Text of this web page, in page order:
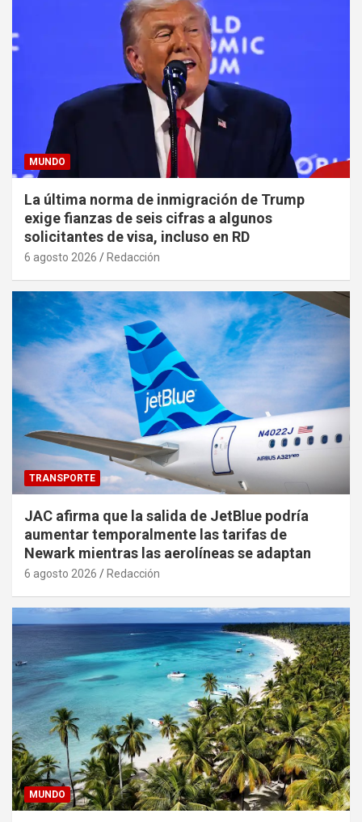
MUNDO
La última norma de inmigración de Trump
exige fianzas de seis cifras a algunos
solicitantes de visa, incluso en RD
6 agosto 2026 Redacción
TRANSPORTE
JAC afirma que la salida de JetBlue podría
aumentar temporalmente las tarifas de
Newark mientras las aerolíneas se adaptan
6 agosto 2026 Redacción
MUNDO